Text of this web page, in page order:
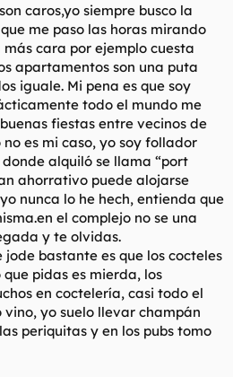
caros,yo siempre busco la
me paso las horas mirando
más cara por ejemplo cuesta
apartamentos son una puta
iguale. Mi pena es que soy
todo el mundo me
fiestas entre vecinos de
es mi caso, yo soy follador
alquiló se llama “port
ahorrativo puede alojarse
nunca lo he hech, entienda que
el complejo no se una
y te olvidas.
jode bastante es que los cocteles
pidas es mierda, los
en coctelería, casi todo el
yo suelo llevar champán
periquitas y en los pubs tomo